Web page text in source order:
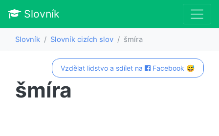
Slovník
Slovník Slovník cizích slov šmíra
Vzdělat lidstvo a sdílet na Facebook 😅
šmíra